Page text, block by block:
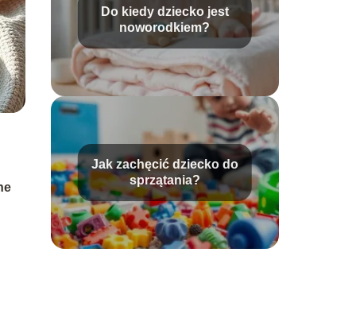
Do kiedy dziecko jest
noworodkiem?
Jak zachęcić dziecko do
sprzątania?